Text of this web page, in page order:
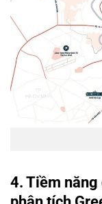
4. Tiềm năng